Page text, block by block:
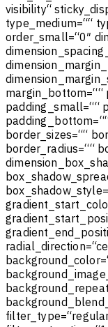
visibility“ sticky_dis
type_ medium=““ ty
order_small=“0″ di
dimension spacing
dimension margin_
dimension margin_
margin bottom=““
padding _small=““
padding bottom=“
border_sizes=““ bo
border_ radius=““ b
dimension box _s ha
box s hadow_ sprea
box s hadow_ style=
gradient start colo
gradient start posi
gradient end posit
radial _direction=“ce
bac kground color=
bac kground image_
bac kground repeat
bac kground blend
filter_ type=“regula